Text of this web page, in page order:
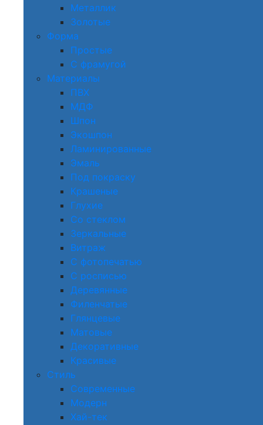
Металлик
Золотые
Форма
Простые
С фрамугой
Материалы
ПВХ
МДФ
Шпон
Экошпон
Ламинированные
Эмаль
Под покраску
Крашеные
Глухие
Со стеклом
Зеркальные
Витраж
С фотопечатью
С росписью
Деревянные
Филенчатые
Глянцевые
Матовые
Декоративные
Красивые
Стиль
Современные
Модерн
Хай-тек